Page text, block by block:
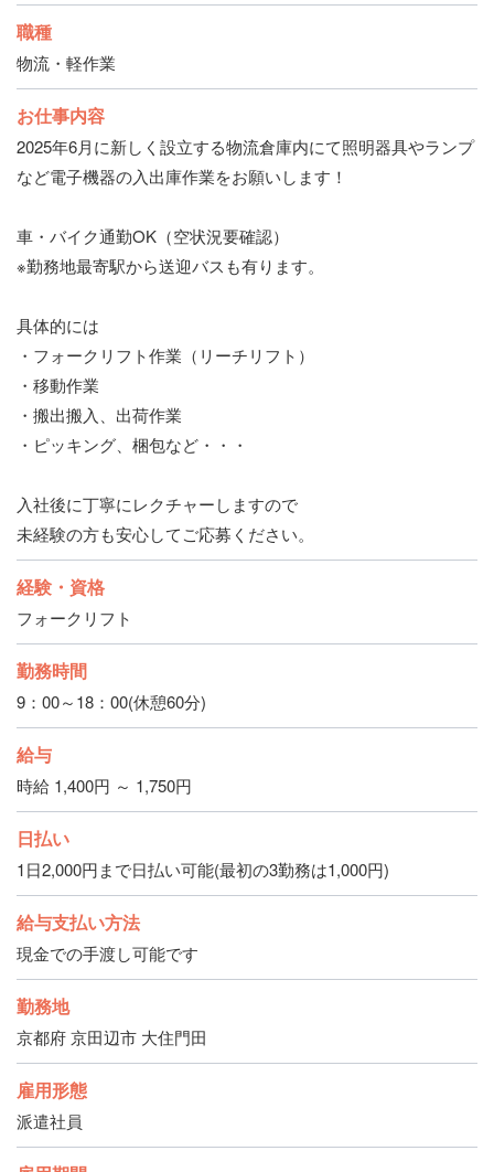
職種
物流・軽作業
お仕事内容
2025年6月に新しく設立する物流倉庫内にて照明器具やランプ
など電子機器の入出庫作業をお願いします！
車・バイク通勤OK（空状況要確認）
※勤務地最寄駅から送迎バスも有ります。
具体的には
・フォークリフト作業（リーチリフト）
・移動作業
・搬出搬入、出荷作業
・ピッキング、梱包など・・・
入社後に丁寧にレクチャーしますので
未経験の方も安心してご応募ください。
経験・資格
フォークリフト
勤務時間
9：00～18：00(休憩60分)
給与
時給 1,400円 ～ 1,750円
日払い
1日2,000円まで日払い可能(最初の3勤務は1,000円)
給与支払い方法
現金での手渡し可能です
勤務地
京都府 京田辺市 大住門田
雇用形態
派遣社員